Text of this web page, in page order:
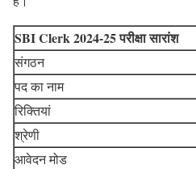
SBI Clerk 2024-25 परीक्षा सारांश
संगठन
पद का नाम
रिक्तियां
श्रेणी
आवेदन मोड